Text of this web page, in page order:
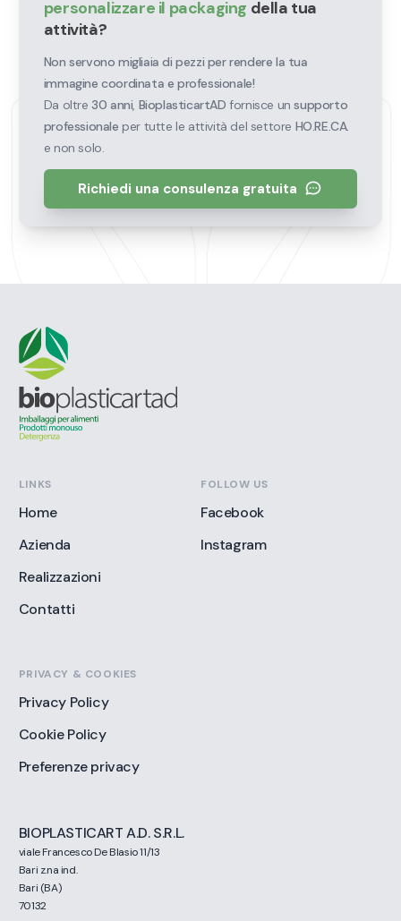
personalizzare il packaging della tua
attività?
Non servono migliaia di pezzi per rendere la tua
immagine coordinata e professionale!
Da oltre30 anni BioplasticartAD fornisce unsupporto
professionale per tutte le attività del settore HO.RE.CA.
e non solo.
Richiedi una consulenza gratuita
LINKS
Home
Azienda
Realizzazioni
Contatti
FOLLOW US
Facebook
Instagram
PRIVACY & COOKIES
Privacy Policy
Cookie Policy
Preferenze privacy
BIOPLASTICART A.D. S.R.L.
viale Francesco De Blasio 11/13
Bari z.na ind.
Bari (BA)
70132